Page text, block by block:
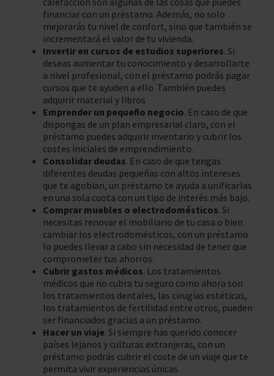
financiar con un préstamo. Además, no solo
mejorarás tu nivel de confort, sino que también se
incrementará el valor de tu vivienda.
Invertir en cursos de estudios superiores. Si
deseas aumentar tu conocimiento y desarrollarte
a nivel profesional, con el préstamo podrás pagar
cursos que te ayuden a ello. También puedes
adquirir material y libros
Emprender un pequeño negocio. En caso de que
dispongas de un plan empresarial claro, con el
préstamo puedes adquirir inventario y cubrir los
costes iniciales de emprendimiento.
Consolidar deudas. En caso de que tengas
diferentes deudas pequeñas con altos intereses
que te agobian, un préstamo te ayuda a unificarlas
en una sola cuota con un tipo de interés más bajo.
Comprar muebles o electrodomésticos. Si
necesitas renovar el mobiliario de tu casa o bien
cambiar los electrodomésticos, con un préstamo
lo puedes llevar a cabo sin necesidad de tener que
comprometer tus ahorros.
Cubrir gastos médicos. Los tratamientos
médicos que no cubra tu seguro como ahora son
los tratamientos dentales, las cirugías estéticas,
los tratamientos de fertilidad entre otros, pueden
ser financiados gracias a un préstamo.
Hacer un viaje. Si siempre has querido conocer
países lejanos y culturas extranjeras, con un
préstamo podrás cubrir el coste de un viaje que te
permita vivir experiencias únicas.